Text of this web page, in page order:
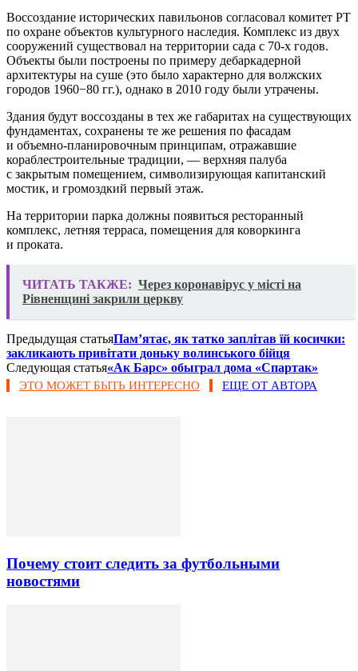
Воссоздание исторических павильонов согласовал комитет РТ
по охране объектов культурного наследия. Комплекс из двух
сооружений существовал на территории сада с 70-х годов.
Объекты были построены по примеру дебаркадерной
архитектуры на суше (это было характерно для волжских
городов 1960−80 гг.), однако в 2010 году были утрачены.
Здания будут воссозданы в тех же габаритах на существующих
фундаментах, сохранены те же решения по фасадам
и объемно-планировочным принципам, отражавшие
кораблестроительные традиции, — верхняя палуба
с закрытым помещением, символизирующая капитанский
мостик, и громоздкий первый этаж.
На территории парка должны появиться ресторанный
комплекс, летняя терраса, помещения для коворкинга
и проката.
ЧИТАТЬ ТАКЖЕ: Через коронавірус у місті на
Рівненщині закрили церкву
Предыдущая статьяПам’ятає, як татко заплітав їй косички:
закликають привітати доньку волинського бійця
Следующая статья«Ак Барс» обыграл дома «Спартак»
ЭТО МОЖЕТ БЫТЬ ИНТЕРЕСНО ЕЩЕ ОТ АВТОРА
Почему стоит следить за футбольными
новостями